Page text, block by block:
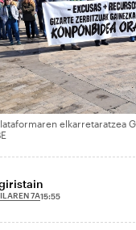
elkarretaratzea
7A15:55